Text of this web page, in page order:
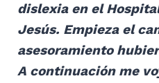
dislexia en el
Jesús. Empieza el
asesoramiento
A continuación me